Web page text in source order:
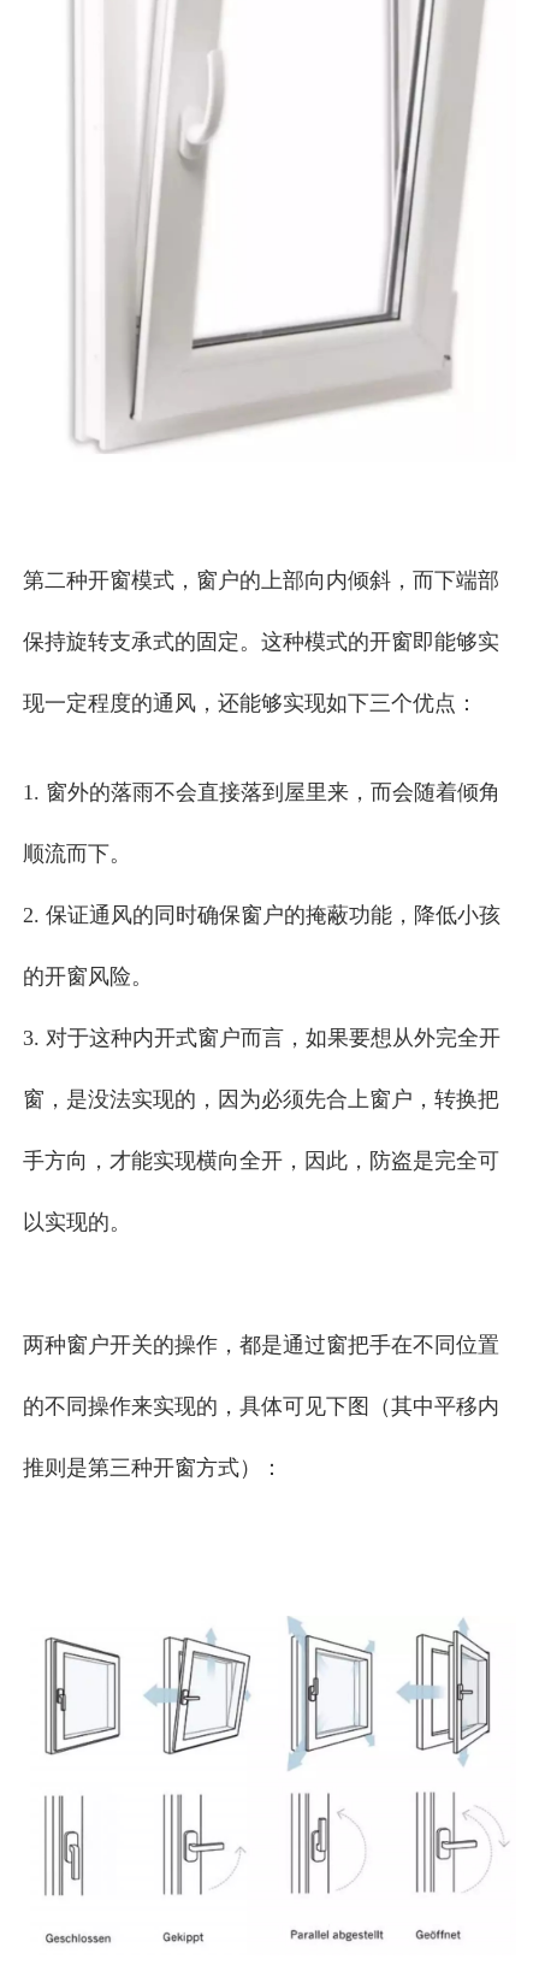
第二种开窗模式，窗户的上部向内倾斜，而下端部
保持旋转支承式的固定。这种模式的开窗即能够实
现一定程度的通风，还能够实现如下三个优点：
1. 窗外的落雨不会直接落到屋里来，而会随着倾角
顺流而下。
2. 保证通风的同时确保窗户的掩蔽功能，降低小孩
的开窗风险。
3. 对于这种内开式窗户而言，如果要想从外完全开
窗，是没法实现的，因为必须先合上窗户，转换把
手方向，才能实现横向全开，因此，防盗是完全可
以实现的。
两种窗户开关的操作，都是通过窗把手在不同位置
的不同操作来实现的，具体可见下图（其中平移内
推则是第三种开窗方式）：